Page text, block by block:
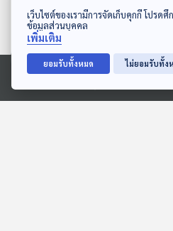
ดาวน์โหลด Thai PBS Podcast Application
Ⓒ 2020 องค์การกระจายเสียงและแพร่ภาพสาธารณะแห่ง
ตอนที่เกี่ยวข้อง
เว็บไซต์ของเรามีการจัดเก็บคุกกี้ โปรด
ข้อมูลส่วนบุคคล
เพิ่มเติม
ยอมรับทั้งหมด ไม่ยอมรับทั้ง